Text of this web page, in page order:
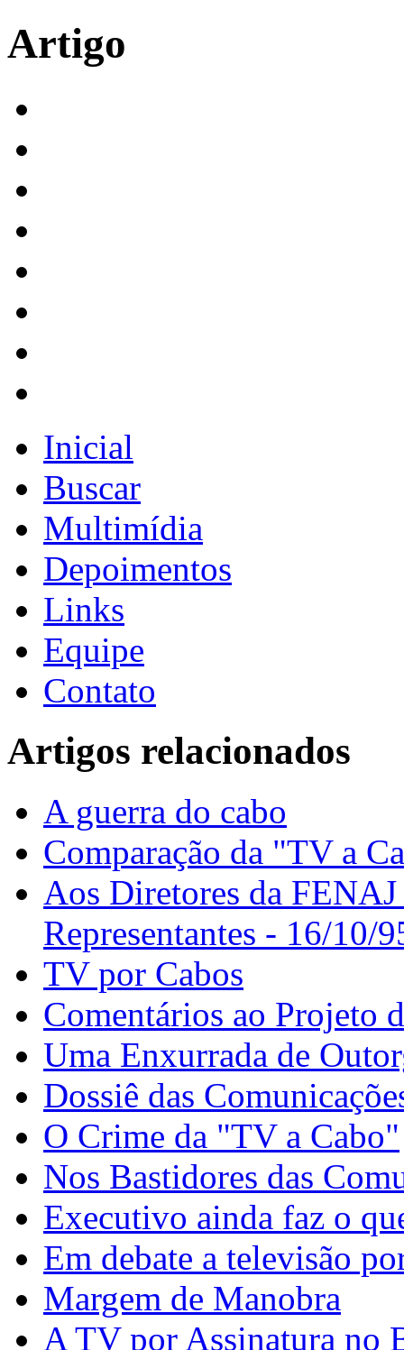
Artigo
Inicial
Buscar
Multimídia
Depoimentos
Links
Equipe
Contato
Artigos relacionados
A guerra do cabo
Comparação da "TV a
Aos Diretores da
Representantes - 16/10/
TV por Cabos
Comentários ao Projeto
Uma Enxurrada de
Dossiê das
O Crime da "TV a Cabo"
Nos Bastidores das
Executivo ainda faz o
Em debate a televisão
Margem de Manobra
A TV por Assinatura no